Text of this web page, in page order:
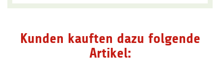
Kunden kauften dazu folgende
Artikel: